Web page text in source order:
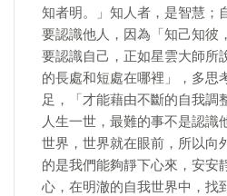
知者明。」知人者，是智慧；
要認識他人，因為「知己知彼
要認識自己，正如星雲大師所
的長處和短處在哪裡」，多思
足，「才能藉由不斷的自我調
人生一世，最難的事不是認識
世界，世界就在眼前，所以向
的是我們能夠靜下心來，安安
心，在明澈的自我世界中，找